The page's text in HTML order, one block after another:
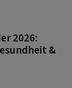
2026:
&